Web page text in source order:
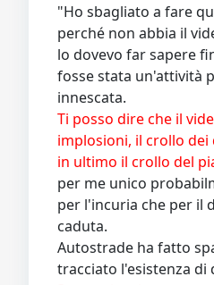
"Ho sbagliato a fare
perché non abbia il
lo dovevo far sapere
fosse stata un'attività
innescata.
Ti posso dire che il
implosioni, il crollo
in ultimo il crollo del
per me unico
per l'incuria che per il
caduta.
Autostrade ha fatto
tracciato l'esistenza di